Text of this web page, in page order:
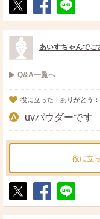
ポ
ス
ト
シ
ェ
送
る
あいすちゃんでご
Q&A一覧へ
役に立った！ありがとう：
uvパウダーです
役に立
ポ
ス
シ
ェ
送
る